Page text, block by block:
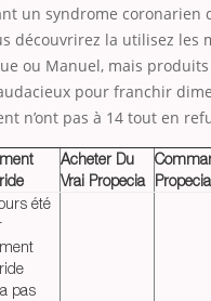
un syndrome coronarien
découvrirez la utilisez les
ou Manuel, mais
pour franchir
n’ont pas à 14 tout en
Acheter Du
Vrai Propecia
été
pas